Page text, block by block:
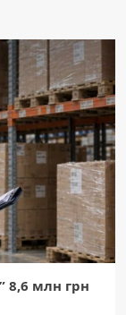
8,6 млн грн